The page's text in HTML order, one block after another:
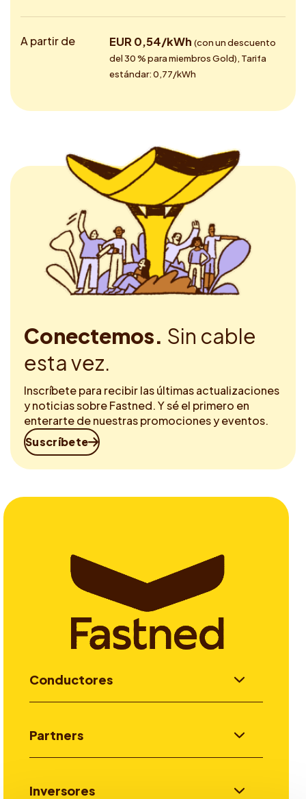
A partir de EUR 0,54/kWh (con un descuento
del 30 % para miembros Gold), Tarifa
estándar: 0,77/kWh
Conectemos. Sin cable
esta vez.
Inscríbete para recibir las últimas actualizaciones
y noticias sobre Fastned. Y sé el primero en
enterarte de nuestras promociones y eventos.
Suscríbete
Conductores
Partners
Inversores